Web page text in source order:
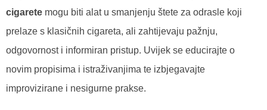
cigarete mogu biti alat u smanjenju štete za odrasle koji
prelaze s klasičnih cigareta, ali zahtijevaju pažnju,
odgovornost i informiran pristup. Uvijek se educirajte o
novim propisima i istraživanjima te izbjegavajte
improvizirane i nesigurne prakse.